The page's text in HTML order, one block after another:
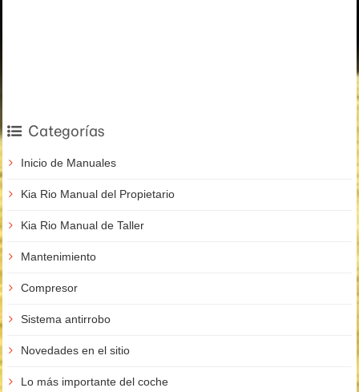
Categorías
Inicio de Manuales
Kia Rio Manual del Propietario
Kia Rio Manual de Taller
Mantenimiento
Compresor
Sistema antirrobo
Novedades en el sitio
Lo más importante del coche